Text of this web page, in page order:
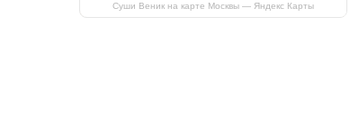
Суши Веник на карте Москвы — Яндекс Карты